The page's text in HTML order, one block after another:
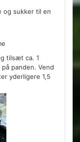
og sukker til en
tilsæt ca. 1
panden. Vend
yderligere 1,5